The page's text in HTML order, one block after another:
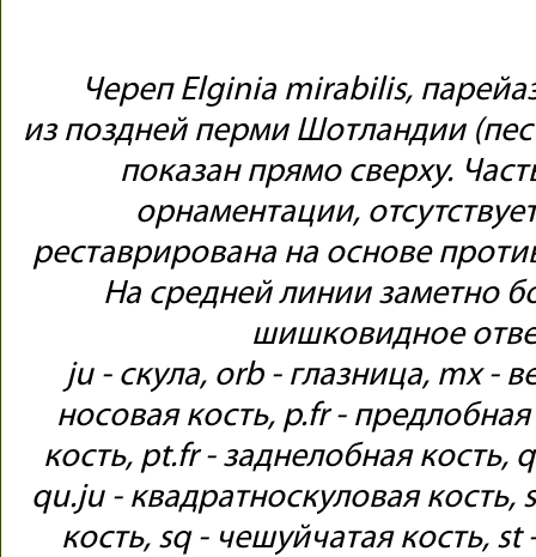
Череп Elginia mirabilis,
из поздней перми Шотландии
показан прямо сверху.
орнаментации,
реставрирована на основе
На средней линии заметно
шишковидное
ju - скула, orb - глазница, mx -
носовая кость, p.fr -
кость, pt.fr - заднелобная кость,
qu.ju - квадратноскуловая кость,
кость, sq - чешуйчатая кость,